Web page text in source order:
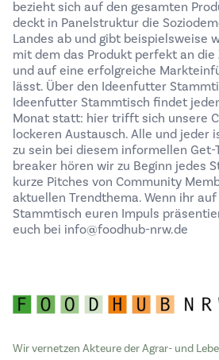
bezieht sich auf den gesamten
deckt in Panelstruktur die
Landes ab und gibt beispielsweise
mit dem das Produkt perfekt an die
und auf eine erfolgreiche
lässt. Über den Ideenfutter
Ideenfutter Stammtisch findet
Monat statt: hier trifft sich unsere
lockeren Austausch. Alle und jeder
zu sein bei diesem informellen Get-
breaker hören wir zu Beginn jedes
kurze Pitches von Community
aktuellen Trendthema. Wenn ihr
Stammtisch euren Impuls
euch bei info@foodhub-nrw.de
Wir vernetzen Akteure der Agrar- und